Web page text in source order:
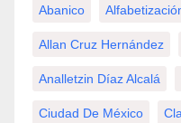
Abanico
Allan Cruz Hernández
Analletzin Díaz Alcalá
Ciudad De México